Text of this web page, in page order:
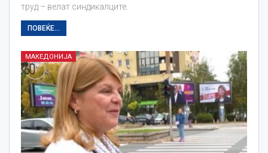
труд – велат синдикалците.
ПОВЕЌЕ...
МАКЕДОНИЈА